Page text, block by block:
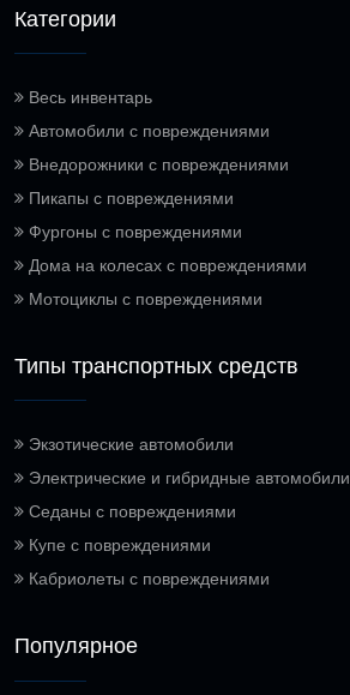
Категории
Весь инвентарь
Автомобили с повреждениями
Внедорожники с повреждениями
Пикапы с повреждениями
Фургоны с повреждениями
Дома на колесах с повреждениями
Мотоциклы с повреждениями
Типы транспортных средств
Экзотические автомобили
Электрические и гибридные автомобили
Седаны с повреждениями
Купе с повреждениями
Кабриолеты с повреждениями
Популярное